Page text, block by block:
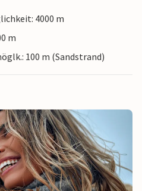
4000 m
m
100 m (Sandstrand)